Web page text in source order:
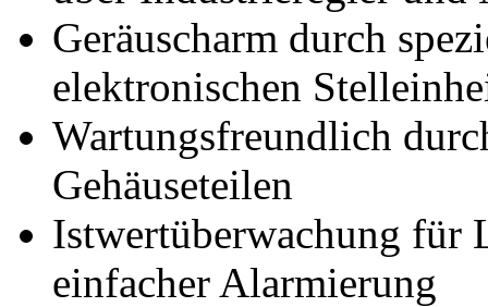
Geräuscharm durch
elektronischen
Wartungsfreundlich
Gehäuseteilen
Istwertüberwachung für
einfacher Alarmierung